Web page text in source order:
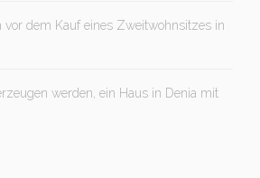
vor dem Kauf eines Zweitwohnsitzes in
werden, ein Haus in Denia mit